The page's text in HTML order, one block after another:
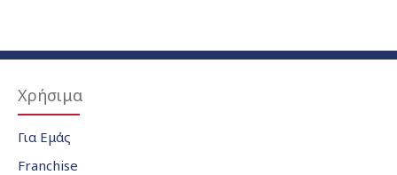
Χρήσιμα
Για Εμάς
Franchise